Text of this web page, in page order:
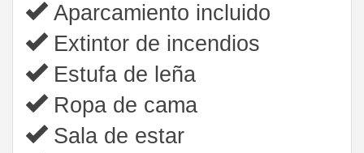
Aparcamiento incluido
Extintor de incendios
Estufa de leña
Ropa de cama
Sala de estar